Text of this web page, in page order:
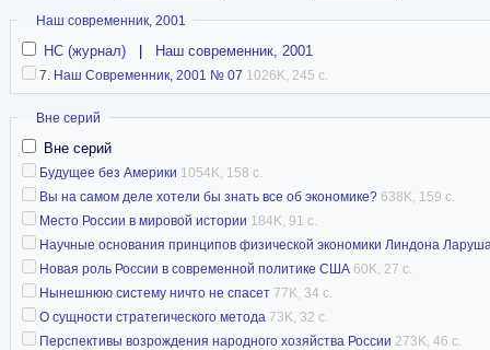
Foundation) заявил, что он «лидер одной из
политических групп в истории США». В 1984,
персонал был описан бывшим кадровиком
Норманом Бэйли как «одна из лучших
Ларуш был приговорён к 15 годам тюрьмы в
совершения почтовых махинаций и
законодательства, но продолжал свою
за решётки до своего освобождения
адвокат Рамзей Кларк (Ramsey Clark),
США, утверждал, что дело было
властью со стороны правительства США в
Скрыть
Наш современник, 2001
НС (журнал) Наш современник, 2001
7. Наш Современник, 2001 № 07 1026K, 245 с.
Скрыть
Вне серий
Вне серий
Будущее без Америки 1054K, 158 с.
Вы на самом деле хотели бы знать все об экономике? 638K, 159 с.
Место России в мировой истории 184K, 91 с.
Научные основания принципов физической экономики Линдона
Новая роль России в современной политике США 60K, 27 с.
Нынешнюю систему ничто не спасет 77K, 34 с.
О сущности стратегического метода 73K, 32 с.
Перспективы возрождения народного хозяйства России 273K, 46 с.